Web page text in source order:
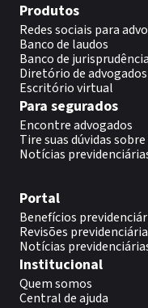
Produtos
Redes sociais para
Banco de laudos
Banco de jurisprudência
Diretório de advogados
Escritório virtual
Para segurados
Encontre advogados
Tire suas dúvidas sobre
Notícias
Portal
Benefícios
Revisões
Notícias
Institucional
Quem somos
Central de ajuda